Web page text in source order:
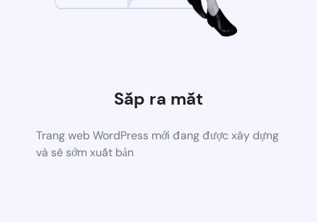
Sắp ra mắt
Trang web WordPress mới đang được xây dựng
và sẽ sớm xuất bản